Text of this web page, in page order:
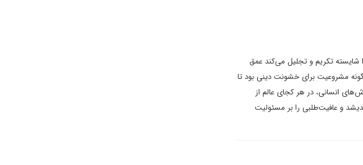
شایسته تکریم و تجلیل می‌کند عمق
مشروعیت برای خشونت دینی بود تا
انسانی، در هر کجای عالم از
و عافیت‌طلبی را بر مسئولیت